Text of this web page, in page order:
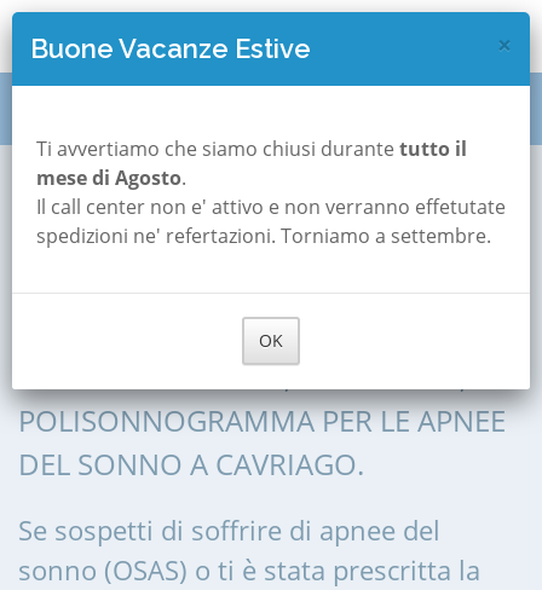
Cavriago
Polisonnografia a
Cavriago
POLISONNOGRAFIA, POLIGRAFIA,
POLISONNOGRAMMA PER LE APNEE
DEL SONNO A CAVRIAGO.
Se sospetti di soffrire di apnee del
sonno (OSAS) o ti è stata prescritta la
×
Buone Vacanze Estive
Ti avvertiamo che siamo chiusi durante tutto il
mese di Agosto.
Il call center non e' attivo e non verranno effetutate
spedizioni ne' refertazioni. Torniamo a settembre.
OK